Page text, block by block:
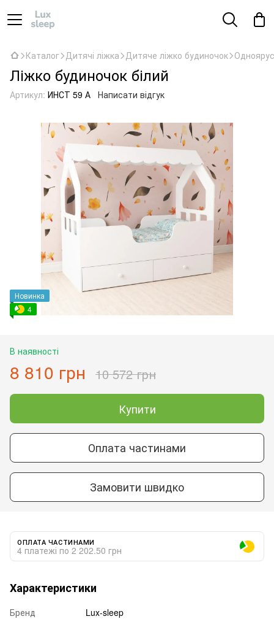
Каталог Дитячі ліжка Дитяче ліжко будиночок
Ліжко будиночок білий
Артикул: ИНСТ 59 А Написати відгук
Новинка
4
В наявності
8 810 грн 10 572 грн
Купити
Оплата частинами
Замовити швидко
ОПЛАТА ЧАСТИНАМИ
4 платежі по 2 202.50 грн
Характеристики
Бренд
Lux-sleep